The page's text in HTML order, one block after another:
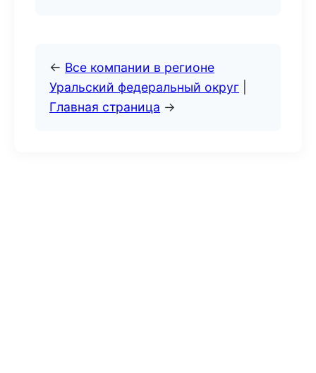
← Все компании в регионе
Уральский федеральный округ
Главная страница →